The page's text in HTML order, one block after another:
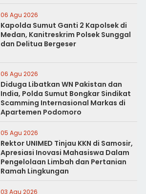
06 Agu 2026
Kapolda Sumut Ganti 2 Kapolsek di
Medan, Kanitreskrim Polsek Sunggal
dan Delitua Bergeser
06 Agu 2026
Diduga Libatkan WN Pakistan dan
India, Polda Sumut Bongkar Sindikat
Scamming Internasional Markas di
Apartemen Podomoro
05 Agu 2026
Rektor UNIMED Tinjau KKN di Samosir,
Apresiasi Inovasi Mahasiswa Dalam
Pengelolaan Limbah dan Pertanian
Ramah Lingkungan
03 Agu 2026